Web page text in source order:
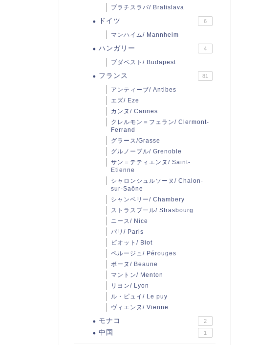
ブラチスラバ/ Bratislava
ドイツ 6
マンハイム/ Mannheim
ハンガリー 4
ブダペスト/ Budapest
フランス 81
アンティーブ/ Antibes
エズ/ Eze
カンヌ/ Cannes
クレルモン＝フェラン/ Clermont-
Ferrand
グラース/Grasse
グルノーブル/ Grenoble
サン＝テティエンヌ/ Saint-
Etienne
シャロンシュルソーヌ/ Chalon-
sur-Saône
シャンベリー/ Chambery
ストラスブール/ Strasbourg
ニース/ Nice
パリ/ Paris
ビオット/ Biot
ペルージュ/ Pérouges
ボーヌ/ Beaune
マントン/ Menton
リヨン/ Lyon
ル・ピュイ/ Le puy
ヴィエンヌ/ Vienne
モナコ 2
中国 1